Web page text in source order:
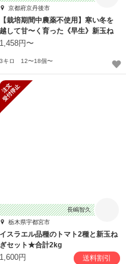
京都府京丹後市
【栽培期間中農薬不使用】寒い冬を
越して甘〜く育った《早生》新玉ね
ぎ【京野菜】
1,458円〜
3キロ 12〜18個〜
長嶋智久
栃木県宇都宮市
イスラエル品種のトマト2種と新玉ね
ぎセット★合計2kg
1,600円 送料割引